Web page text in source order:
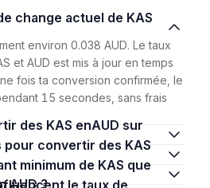
environ 0.038 AUD. Le taux
et AUD est mis à jour en temps
fois ta conversion confirmée, le
15 secondes, sans frais
AUD ?